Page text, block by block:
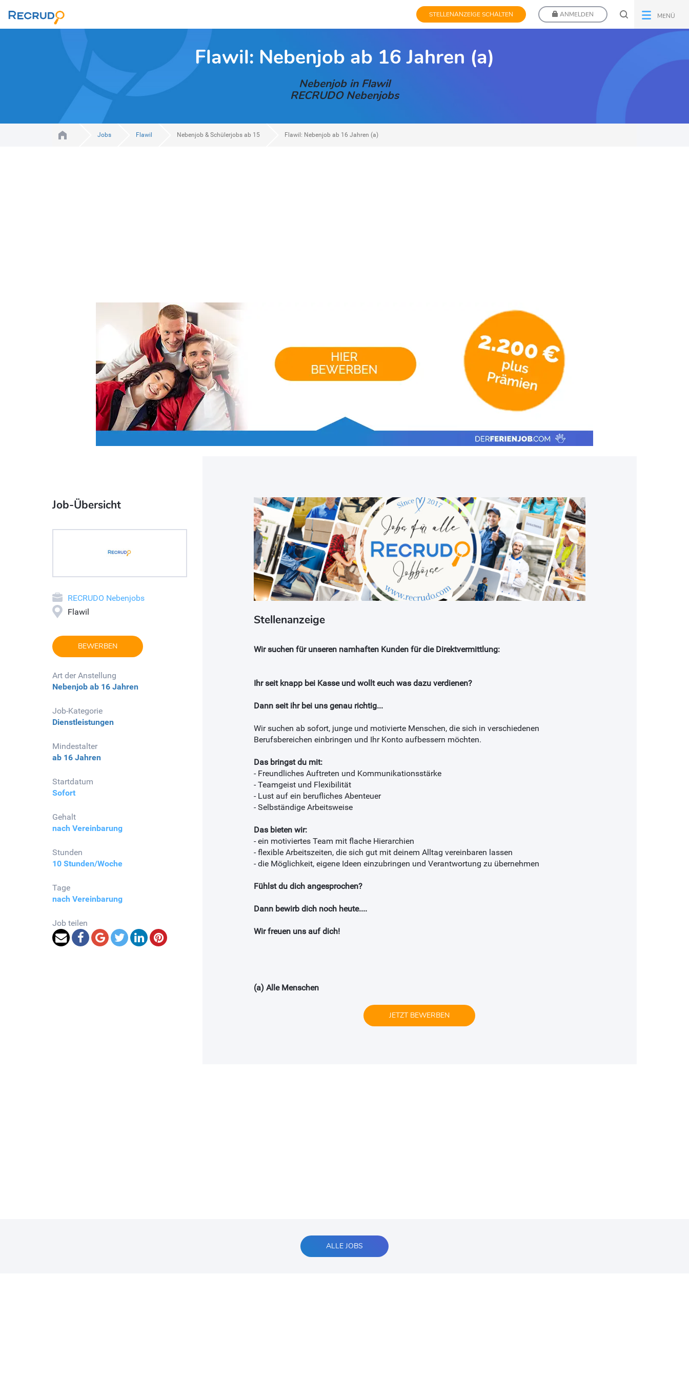
STELLENANZEIGE SCHALTEN ANMELDEN MENÜ
Flawil: Nebenjob ab 16 Jahren (a)
Nebenjob in Flawil
RECRUDO Nebenjobs
Jobs Flawil Nebenjob & Schülerjobs ab 15 Flawil: Nebenjob ab 16 Jahren (a)
Job-Übersicht
RECRUDO Nebenjobs
Flawil
BEWERBEN
Art der Anstellung
Nebenjob ab 16 Jahren
Job-Kategorie
Dienstleistungen
Mindestalter
ab 16 Jahren
Startdatum
Sofort
Gehalt
nach Vereinbarung
Stunden
10 Stunden/Woche
Tage
nach Vereinbarung
Job teilen
Stellenanzeige
Wir suchen für unseren namhaften Kunden für die Direktvermittlung:
Ihr seit knapp bei Kasse und wollt euch was dazu verdienen?
Dann seit ihr bei uns genau richtig...
Wir suchen ab sofort, junge und motivierte Menschen, die sich in verschiedenen
Berufsbereichen einbringen und Ihr Konto aufbessern möchten.
Das bringst du mit:
- Freundliches Auftreten und Kommunikationsstärke
- Teamgeist und Flexibilität
- Lust auf ein berufliches Abenteuer
- Selbständige Arbeitsweise
Das bieten wir:
- ein motiviertes Team mit flache Hierarchien
- flexible Arbeitszeiten, die sich gut mit deinem Alltag vereinbaren lassen
- die Möglichkeit, eigene Ideen einzubringen und Verantwortung zu übernehmen
Fühlst du dich angesprochen?
Dann bewirb dich noch heute....
Wir freuen uns auf dich!
(a) Alle Menschen
JETZT BEWERBEN
ALLE JOBS